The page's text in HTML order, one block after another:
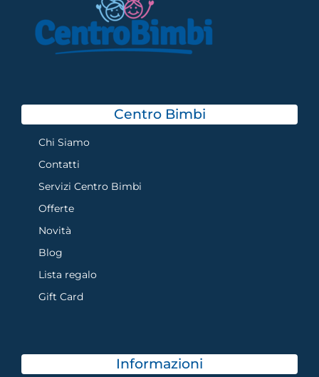
Centro Bimbi
Chi Siamo
Contatti
Servizi Centro Bimbi
Offerte
Novità
Blog
Lista regalo
Gift Card
Informazioni